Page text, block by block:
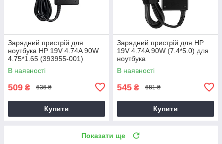
Зарядний пристрій для
ноутбука HP 19V 4.74A 90W
4.75*1.65 (393955-001)
В наявності
509 ₴ 636 ₴
Купити
Зарядний пристрій для HP
19V 4.74A 90W (7.4*5.0) для
ноутбука
В наявності
545 ₴ 681 ₴
Купити
Показати ще